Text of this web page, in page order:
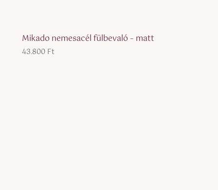
Mikado nemesacél fülbevaló – matt
43.800 Ft